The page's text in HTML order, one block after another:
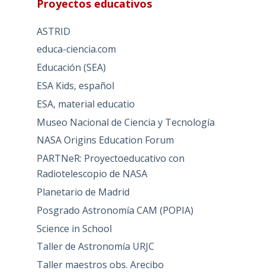
Proyectos educativos
ASTRID
educa-ciencia.com
Educación (SEA)
ESA Kids, español
ESA, material educatio
Museo Nacional de Ciencia y Tecnología
NASA Origins Education Forum
PARTNeR: Proyectoeducativo con
Radiotelescopio de NASA
Planetario de Madrid
Posgrado Astronomía CAM (POPIA)
Science in School
Taller de Astronomía URJC
Taller maestros obs. Arecibo